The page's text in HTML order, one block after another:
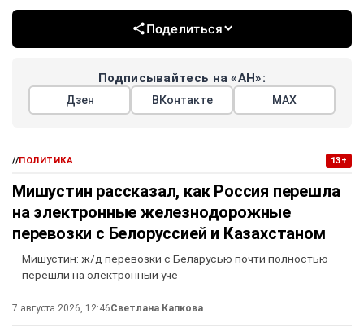
Поделиться
Подписывайтесь на «АН»:
Дзен ВКонтакте МАХ
//ПОЛИТИКА 13+
Мишустин рассказал, как Россия перешла
на электронные железнодорожные
перевозки с Белоруссией и Казахстаном
Мишустин: ж/д перевозки с Беларусью почти полностью
перешли на электронный учё
7 августа 2026, 12:46Светлана Капкова